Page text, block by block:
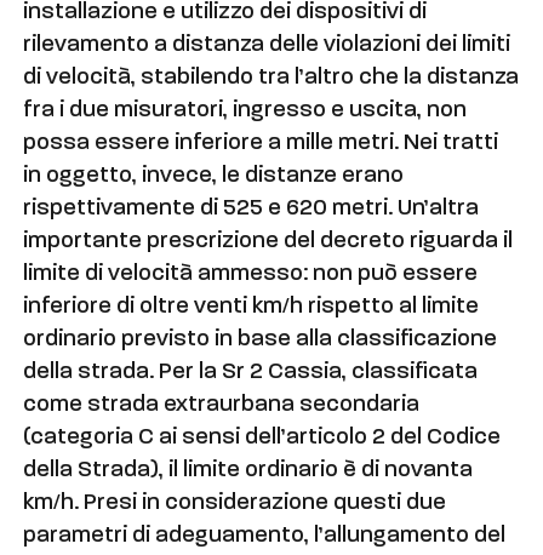
installazione e utilizzo dei dispositivi di
rilevamento a distanza delle violazioni dei limiti
di velocità, stabilendo tra l’altro che la distanza
fra i due misuratori, ingresso e uscita, non
possa essere inferiore a mille metri. Nei tratti
in oggetto, invece, le distanze erano
rispettivamente di 525 e 620 metri. Un’altra
importante prescrizione del decreto riguarda il
limite di velocità ammesso: non può essere
inferiore di oltre venti km/h rispetto al limite
ordinario previsto in base alla classificazione
della strada. Per la Sr 2 Cassia, classificata
come strada extraurbana secondaria
(categoria C ai sensi dell’articolo 2 del Codice
della Strada), il limite ordinario è di novanta
km/h. Presi in considerazione questi due
parametri di adeguamento, l’allungamento del